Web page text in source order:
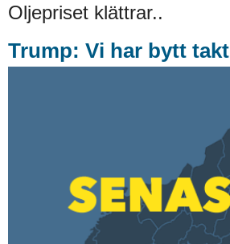
Oljepriset klättrar..
Trump: Vi har bytt